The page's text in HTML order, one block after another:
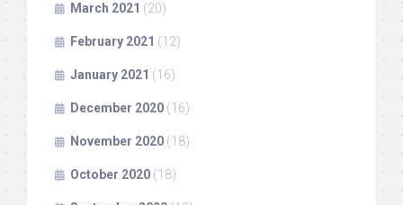
March 2021 (20)
February 2021 (12)
January 2021 (16)
December 2020 (16)
November 2020 (18)
October 2020 (18)